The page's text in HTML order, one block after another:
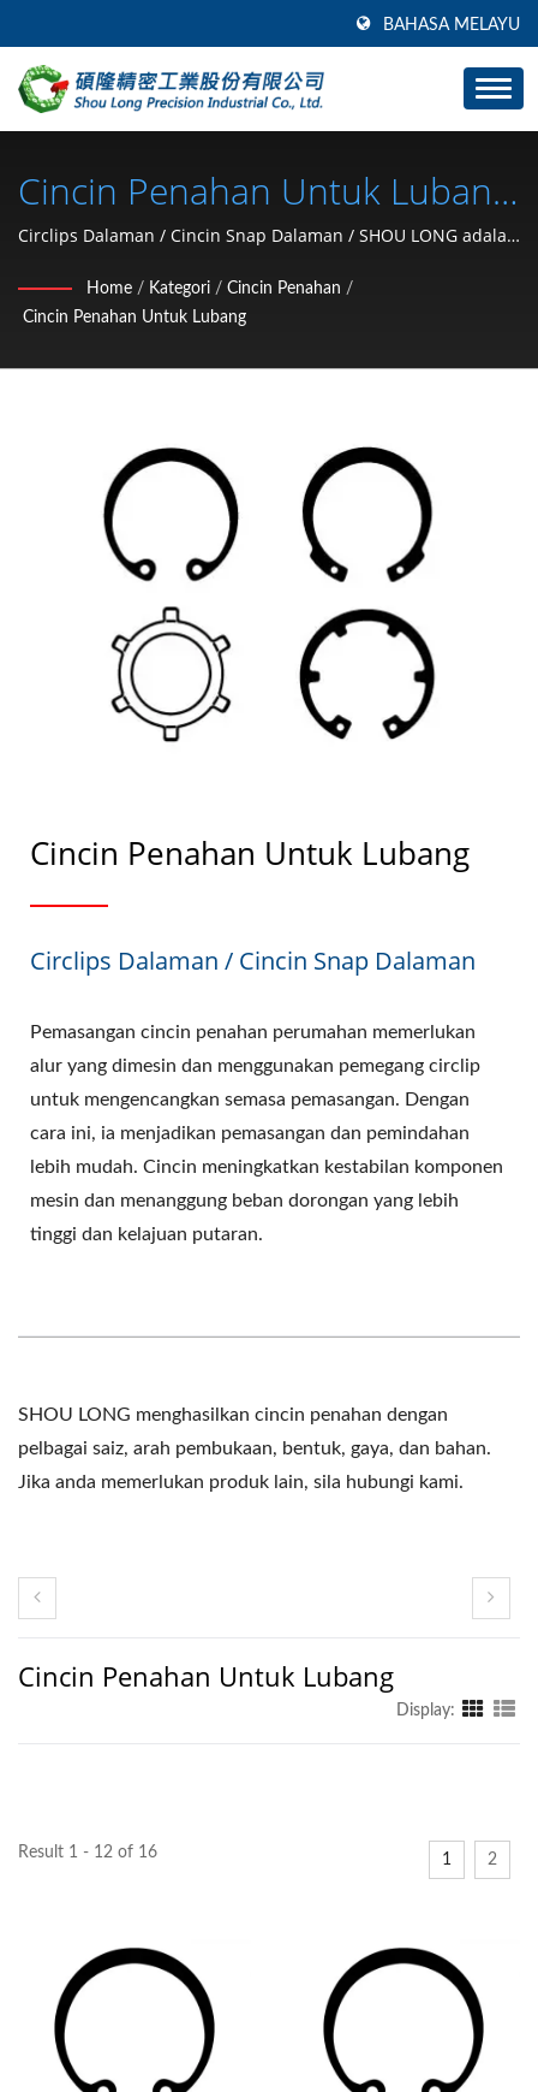
BAHASA MELAYU
Cincin Penahan Untuk Lubang
/ SHOU LONG Adalah
Pengeluar Pemegang Kunci
Perkakasan Kereta Dan
Pembangunan Acuan.
Circlips Dalaman / Cincin Snap Dalaman / SHOU LONG adalah
pembangunan acuan.
Home / Kategori / Cincin Penahan /
Cincin Penahan Untuk Lubang
Cincin Penahan Untuk Lubang
Circlips Dalaman / Cincin Snap Dalaman
Pemasangan cincin penahan perumahan memerlukan
alur yang dimesin dan menggunakan pemegang circlip
untuk mengencangkan semasa pemasangan. Dengan
cara ini, ia menjadikan pemasangan dan pemindahan
lebih mudah. Cincin meningkatkan kestabilan komponen
mesin dan menanggung beban dorongan yang lebih
tinggi dan kelajuan putaran.
SHOU LONG menghasilkan cincin penahan dengan
pelbagai saiz, arah pembukaan, bentuk, gaya, dan bahan.
Jika anda memerlukan produk lain, sila hubungi kami.
Cincin Penahan Untuk Lubang
Display:
Result 1 - 12 of 16 1 2